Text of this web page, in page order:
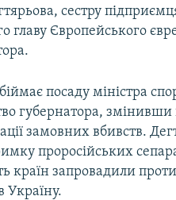
сестру
главу Європейського
посаду міністра
губернатора, змінивши
замовних вбивств.
проросійських
країн запровадили
Україну.